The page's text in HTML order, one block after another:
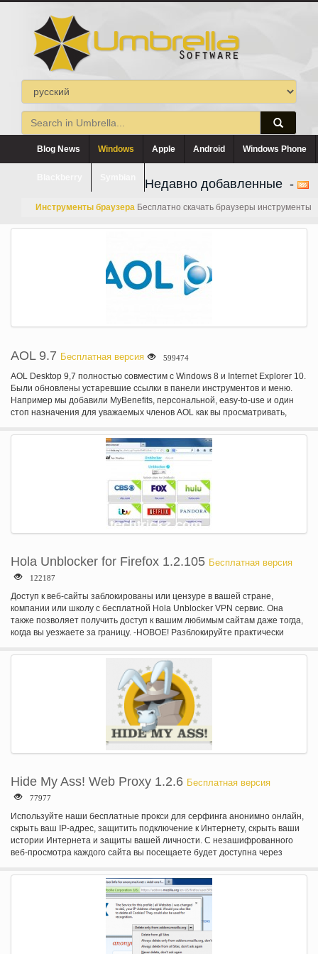
Blog News Windows Apple Android Windows Phone
Недавно добавленные -
Инструменты браузера Бесплатно скачать браузеры инструменты
AOL 9.7 Бесплатная версия 599474
AOL Desktop 9,7 полностью совместим с Windows 8 и Internet Explorer 10.
Были обновлены устаревшие ссылки в панели инструментов и меню.
Например мы добавили MyBenefits, персональной, easy-to-use и один
стоп назначения для уважаемых членов AOL как вы просматривать,
доступны для вас, как часть вашего плана членства AOL. Мы
Исправлена проблема с почтой где если у вас есть очень большой ящик,
ваш почтовый ящик будет выполнять плохо.
Hola Unblocker for Firefox 1.2.105 Бесплатная версия
122187
Доступ к веб-сайты заблокированы или цензуре в вашей стране,
компании или школу с бесплатной Hola Unblocker VPN сервис. Она
также позволяет получить доступ к вашим любимым сайтам даже тогда,
когда вы уезжаете за границу. -НОВОЕ! Разблокируйте практически
щелкните значок Hola и выбрать страну, которую вы хотите
путешествовать с! -Поиск и добавить больше сайтов на странице
параметров Голя является поставщиком VPN Unblocker технология,
которая обеспечивает более быстрый и более открытой Интернет.
Hide My Ass! Web Proxy 1.2.6 Бесплатная версия
77977
Используйте наши бесплатные прокси для серфинга анонимно онлайн,
скрыть ваш IP-адрес, защитить подключение к Интернету, скрыть ваши
истории Интернета и защиты вашей личности. С незашифрованного
веб-просмотра каждого сайта вы посещаете будет доступна через
Используйте наш бесплатный веб-прокси, чтобы скрыть от людей,
мониторинг вашего веб-трафика HTTP. Некоторые веб-сайты могут быть
заблокированы на вашего Интернет-соединения. Используйте наш
бесплатный веб-прокси практически находятся на другой сети и обойти
web блоков. Некоторые веб-сайты не могут предложить SSL (HTTPS://), и
поэтому ваши конфиденциальные данные (например, пользователь
сайта/пасс) риску хищения по небезопасной сети. Используйте наш